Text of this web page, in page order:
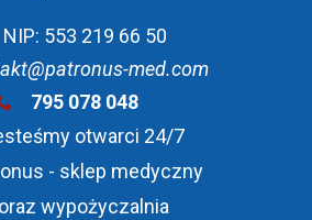
NIP: 553 219 66 50
med.com
795 078 048
otwarci 24/7
- sklep medyczny
oraz wypożyczalnia